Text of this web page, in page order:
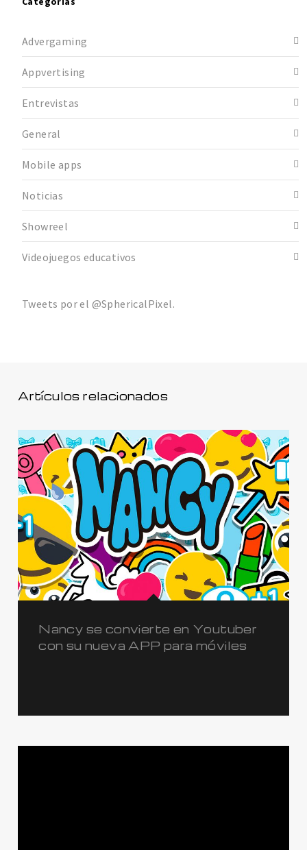
Advergaming
Appvertising
Entrevistas
General
Mobile apps
Noticias
Showreel
Videojuegos educativos
Tweets por el @SphericalPixel.
Artículos relacionados
Nancy se convierte en Youtuber
con su nueva APP para móviles